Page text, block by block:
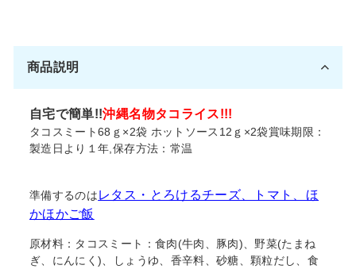
る
商品説明
自宅で簡単!!沖縄名物タコライス!!!
タコスミート68ｇ×2袋 ホットソース12ｇ×2袋賞味期限：
製造日より１年,保存方法：常温
準備するのはレタス・とろけるチーズ、トマト、ほ
かほかご飯
原材料：タコスミート：食肉(牛肉、豚肉)、野菜(たまね
ぎ、にんにく)、しょうゆ、香辛料、砂糖、顆粒だし、食